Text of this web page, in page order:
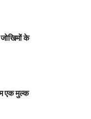
के
एक मुल्क